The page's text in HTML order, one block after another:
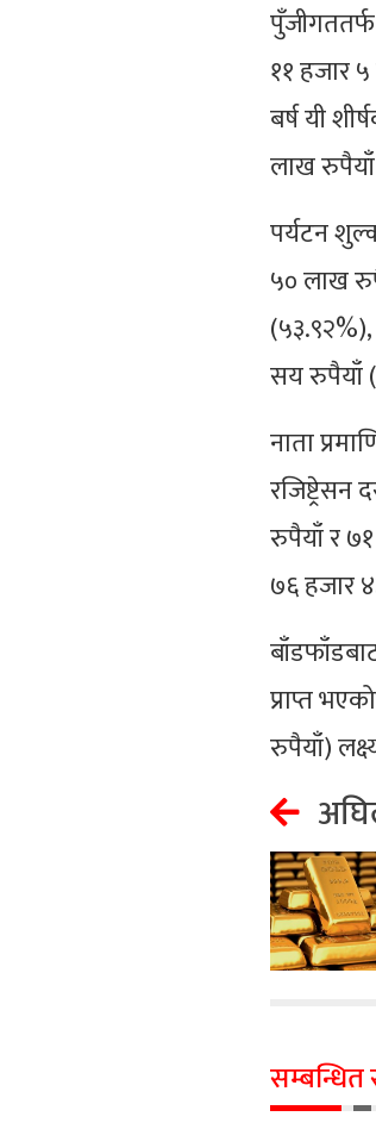
११ हजार
बर्ष यी
लाख रुपैयाँ
पर्यटन
५० लाख
सय रुपैयाँ
नाता
रुपैयाँ र
७६ हजार
प्राप्त
रुपैयाँ)
सम्बन्धित